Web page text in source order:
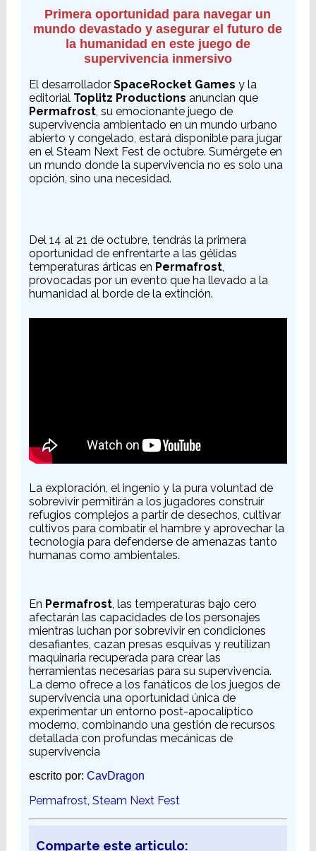
Primera oportunidad para navegar un
mundo devastado y asegurar el futuro de
la humanidad en este juego de
supervivencia inmersivo
El desarrollador SpaceRocket Games y la
editorial Toplitz Productions anuncian que
Permafrost, su emocionante juego de
supervivencia ambientado en un mundo urbano
abierto y congelado, estará disponible para jugar
en el Steam Next Fest de octubre. Sumérgete en
un mundo donde la supervivencia no es solo una
opción, sino una necesidad.
Del 14 al 21 de octubre, tendrás la primera
oportunidad de enfrentarte a las gélidas
temperaturas árticas en Permafrost,
provocadas por un evento que ha llevado a la
humanidad al borde de la extinción.
La exploración, el ingenio y la pura voluntad de
sobrevivir permitirán a los jugadores construir
refugios complejos a partir de desechos, cultivar
cultivos para combatir el hambre y aprovechar la
tecnología para defenderse de amenazas tanto
humanas como ambientales.
En Permafrost, las temperaturas bajo cero
afectarán las capacidades de los personajes
mientras luchan por sobrevivir en condiciones
desafiantes, cazan presas esquivas y reutilizan
maquinaria recuperada para crear las
herramientas necesarias para su supervivencia.
La demo ofrece a los fanáticos de los juegos de
supervivencia una oportunidad única de
experimentar un entorno post-apocalíptico
moderno, combinando una gestión de recursos
detallada con profundas mecánicas de
supervivencia
escrito por: CavDragon
Permafrost, Steam Next Fest
Comparte este articulo: